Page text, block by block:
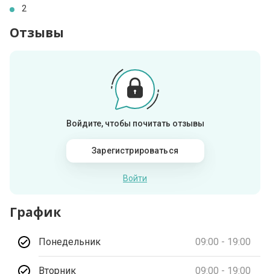
2
Отзывы
Войдите, чтобы почитать отзывы
Зарегистрироваться
Войти
График
Понедельник 09:00 - 19:00
Вторник 09:00 - 19:00